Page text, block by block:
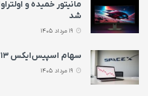
شد
سهام اسپیس‌ایکس ۱۳ درصد سقوط کرد